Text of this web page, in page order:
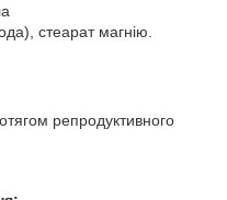
стеарат магнію.
репродуктивного